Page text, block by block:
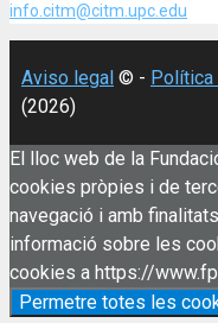
info.citm@citm.upc.edu
Aviso legal © - Política
(2026)
El lloc web de la
cookies pròpies i de
navegació i amb
informació sobre les
cookies a https://
Permetre totes les